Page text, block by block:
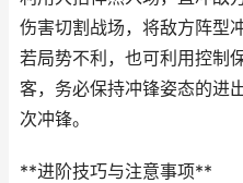
伤害切割战场，将敌方阵型
若局势不利，也可利用控制
客，务必保持冲锋姿态的进
次冲锋。
**进阶技巧与注意事项**